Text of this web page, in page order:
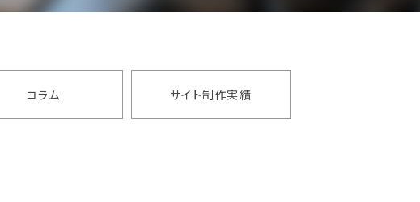
コラム サイト制作実績